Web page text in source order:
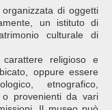
di oggetti
un istituto di
culturale di
religioso e
oppure essere
etnografico,
provenienti da vari